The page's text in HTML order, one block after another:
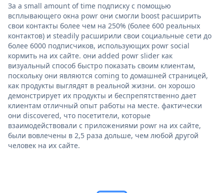
За a small amount of time подписку с помощью
всплывающего окна powr они смогли boost расширить
свои контакты более чем на 250% (более 600 реальных
контактов) и steadily расширили свои социальные сети до
более 6000 подписчиков, использующих powr social
кормить на их сайте. они added powr slider как
визуальный способ быстро показать своим клиентам,
поскольку они являются coming to домашней страницей,
как продукты выглядят в реальной жизни. он хорошо
демонстрирует их продукты и беспрепятственно дает
клиентам отличный опыт работы на месте. фактически
они discovered, что посетители, которые
взаимодействовали с приложениями powr на их сайте,
были вовлечены в 2,5 раза дольше, чем любой другой
человек на их сайте.